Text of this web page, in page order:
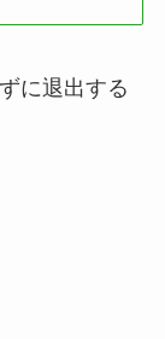
に退出する